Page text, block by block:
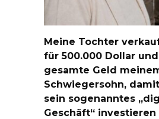
Meine Tochter
für 500.000 Dollar
gesamte Geld
Schwiegersohn,
sein sogenanntes
Geschäft“